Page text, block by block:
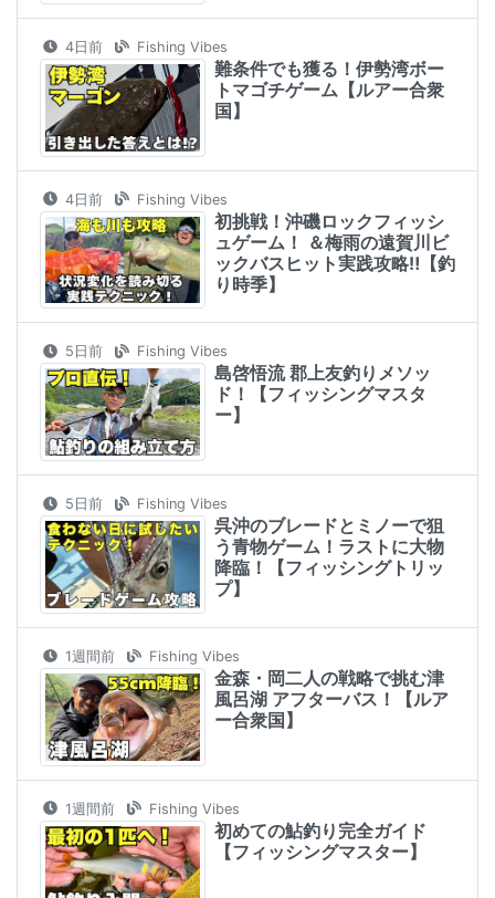
4日前 Fishing Vibes
難条件でも獲る！伊勢湾ボー
トマゴチゲーム【ルアー合衆
国】
4日前 Fishing Vibes
初挑戦！沖磯ロックフィッシ
ュゲーム！ ＆梅雨の遠賀川ビ
ックバスヒット実践攻略‼︎【釣
り時季】
5日前 Fishing Vibes
島啓悟流 郡上友釣りメソッ
ド！【フィッシングマスタ
ー】
5日前 Fishing Vibes
呉沖のブレードとミノーで狙
う青物ゲーム！ラストに大物
降臨！【フィッシングトリッ
プ】
1週間前 Fishing Vibes
金森・岡二人の戦略で挑む津
風呂湖 アフターバス！【ルア
ー合衆国】
1週間前 Fishing Vibes
初めての鮎釣り完全ガイド
【フィッシングマスター】